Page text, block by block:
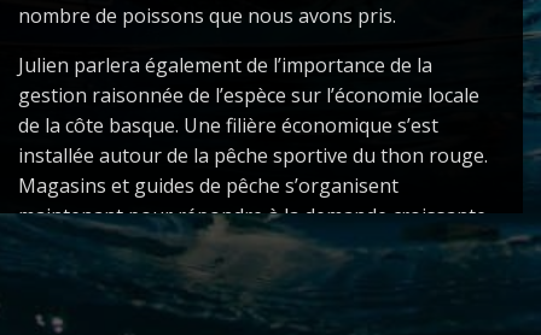
nombre de poissons que nous avons pris.
Julien parlera également de l’importance de la
gestion raisonnée de l’espèce sur l’économie locale
de la côte basque. Une filière économique s’est
installée autour de la pêche sportive du thon rouge.
Magasins et guides de pêche s’organisent
maintenant pour répondre à la demande croissante
des pêcheurs pour la traque de ce poisson fabuleux.
Julien, qui accompagne ses clients depuis le port
d’Hendaye, nous parlera également de l’éthique de
THE SHOP
ACTUALITÉS
STORE